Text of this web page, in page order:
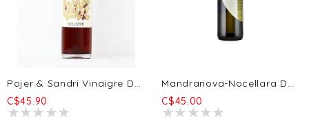
Pojer & Sandri Vinaigre De Mûre 250ml
C$45.90
Mandranova-Nocellara Del Belice Huile Olive Extra Vierge EVOO 500ml
C$45.00